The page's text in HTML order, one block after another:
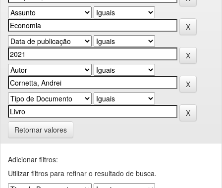
Retornar valores
Adicionar filtros:
Utilizar filtros para refinar o resultado de busca.